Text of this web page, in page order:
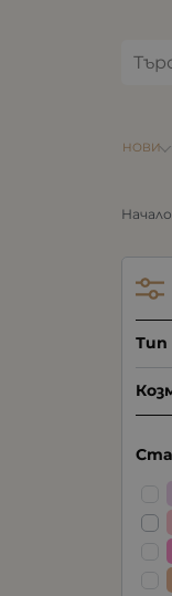
НОВИ
Начало
Тип